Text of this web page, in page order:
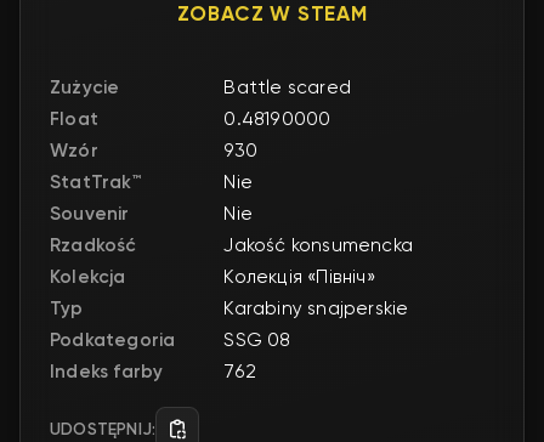
ZOBACZ W STEAM
Zużycie
Battle scared
Float
0.48190000
Wzór
930
StatTrak™
Nie
Souvenir
Nie
Rzadkość
Jakość konsumencka
Kolekcja
Колекція «Північ»
Typ
Karabiny snajperskie
Podkategoria
SSG 08
Indeks farby
762
UDOSTĘPNIJ: